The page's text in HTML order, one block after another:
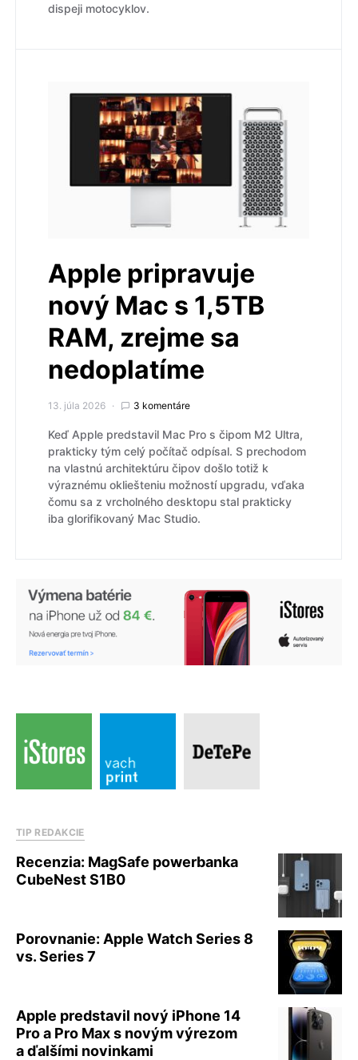
dispeji motocyklov.
Apple pripravuje
nový Mac s 1,5TB
RAM, zrejme sa
nedoplatíme
13. júla 2026 3 komentáre
Keď Apple predstavil Mac Pro s čipom M2 Ultra,
prakticky tým celý počítač odpísal. S prechodom
na vlastnú architektúru čipov došlo totiž k
výraznému okliešteniu možností upgradu, vďaka
čomu sa z vrcholného desktopu stal prakticky
iba glorifikovaný Mac Studio.
TIP REDAKCIE
Recenzia: MagSafe powerbanka
CubeNest S1B0
Porovnanie: Apple Watch Series 8
vs. Series 7
Apple predstavil nový iPhone 14
Pro a Pro Max s novým výrezom
a ďalšími novinkami